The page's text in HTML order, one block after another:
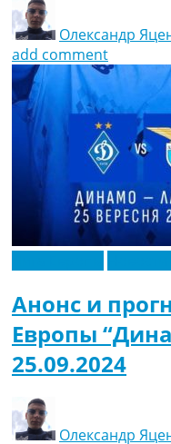
Олександр
add comment
Анонс и
Европы
25.09.2024
Олександр